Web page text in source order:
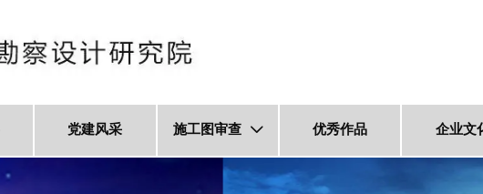
党建风采 施工图审查  优秀作品 企业文